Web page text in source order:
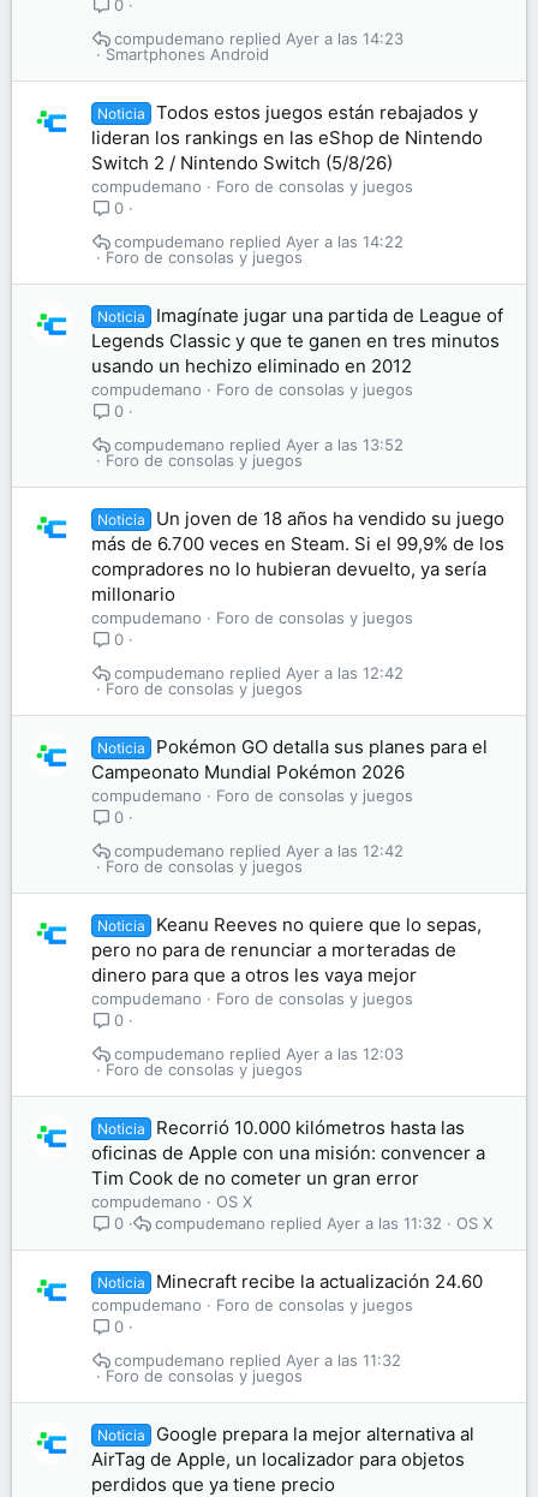
0
Smartphones Android
Ayer a las 14:23
compudemano
Noticia
Todos estos juegos están rebajados y
lideran los rankings en las eShop de Nintendo
Switch 2 / Nintendo Switch (5/8/26)
compudemano
Foro de consolas y juegos
0
Foro de consolas y juegos
Ayer a las 14:22
compudemano
Noticia
Imagínate jugar una partida de League of
Legends Classic y que te ganen en tres minutos
usando un hechizo eliminado en 2012
compudemano
Foro de consolas y juegos
0
Foro de consolas y juegos
Ayer a las 13:52
compudemano
Noticia
Un joven de 18 años ha vendido su juego
más de 6.700 veces en Steam. Si el 99,9% de los
compradores no lo hubieran devuelto, ya sería
millonario
compudemano
Foro de consolas y juegos
0
Foro de consolas y juegos
Ayer a las 12:42
compudemano
Noticia
Pokémon GO detalla sus planes para el
Campeonato Mundial Pokémon 2026
compudemano
Foro de consolas y juegos
0
Foro de consolas y juegos
Ayer a las 12:42
compudemano
Noticia
Keanu Reeves no quiere que lo sepas,
pero no para de renunciar a morteradas de
dinero para que a otros les vaya mejor
compudemano
Foro de consolas y juegos
0
Foro de consolas y juegos
Ayer a las 12:03
compudemano
Noticia
Recorrió 10.000 kilómetros hasta las
oficinas de Apple con una misión: convencer a
Tim Cook de no cometer un gran error
compudemano
OS X
0
OS X
Ayer a las 11:32
compudemano
Noticia Minecraft recibe la actualización 24.60
compudemano
Foro de consolas y juegos
0
Foro de consolas y juegos
Ayer a las 11:32
compudemano
Noticia
Google prepara la mejor alternativa al
AirTag de Apple, un localizador para objetos
perdidos que ya tiene precio